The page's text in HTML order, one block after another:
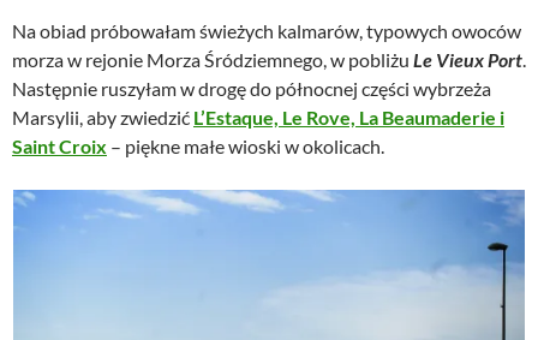
Na obiad próbowałam świeżych kalmarów, typowych owoców
morza w rejonie Morza Śródziemnego, w pobliżu Le Vieux Port.
Następnie ruszyłam w drogę do północnej części wybrzeża
Marsylii, aby zwiedzić L’Estaque, Le Rove, La Beaumaderie i
Saint Croix – piękne małe wioski w okolicach.